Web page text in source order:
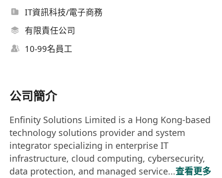
IT資訊科技/電子商務
有限責任公司
10-99名員工
公司簡介
Enfinity Solutions Limited is a Hong Kong-based
technology solutions provider and system
integrator specializing in enterprise IT
infrastructure, cloud computing, cybersecurity,
data protection, and managed service...查看更多